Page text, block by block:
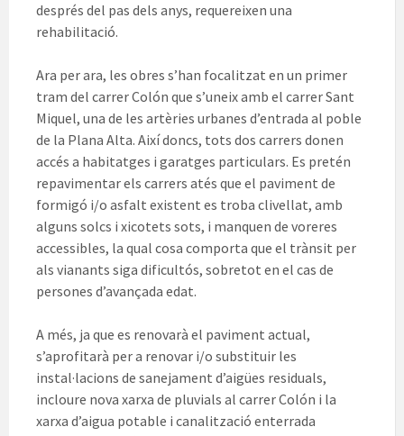
després del pas dels anys, requereixen una
rehabilitació.
Ara per ara, les obres s’han focalitzat en un primer
tram del carrer Colón que s’uneix amb el carrer Sant
Miquel, una de les artèries urbanes d’entrada al poble
de la Plana Alta. Així doncs, tots dos carrers donen
accés a habitatges i garatges particulars. Es pretén
repavimentar els carrers atés que el paviment de
formigó i/o asfalt existent es troba clivellat, amb
alguns solcs i xicotets sots, i manquen de voreres
accessibles, la qual cosa comporta que el trànsit per
als vianants siga dificultós, sobretot en el cas de
persones d’avançada edat.
A més, ja que es renovarà el paviment actual,
s’aprofitarà per a renovar i/o substituir les
instal·lacions de sanejament d’aigües residuals,
incloure nova xarxa de pluvials al carrer Colón i la
xarxa d’aigua potable i canalització enterrada